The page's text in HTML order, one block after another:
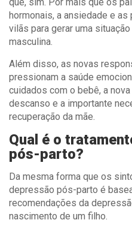
hormonais, a ansiedade e
vilãs para gerar uma
masculina.
Além disso, as novas
pressionam a saúde
cuidados com o bebê, a
descanso e a importante
recuperação da mãe.
Qual é o
pós-parto?
Da mesma forma que os
depressão pós-parto é
recomendações da
nascimento de um filho.